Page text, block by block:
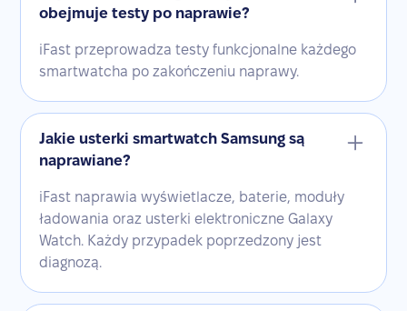
obejmuje testy po naprawie?
iFast przeprowadza testy funkcjonalne każdego
smartwatcha po zakończeniu naprawy.
Jakie usterki smartwatch Samsung są
naprawiane?
iFast naprawia wyświetlacze, baterie, moduły
ładowania oraz usterki elektroniczne Galaxy
Watch. Każdy przypadek poprzedzony jest
diagnozą.